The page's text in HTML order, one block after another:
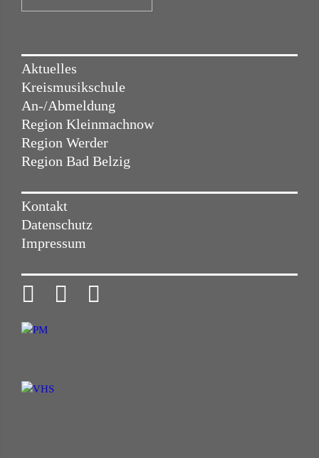
Aktuelles
Kreismusikschule
An-/Abmeldung
Region Kleinmachnow
Region Werder
Region Bad Belzig
Kontakt
Datenschutz
Impressum
  